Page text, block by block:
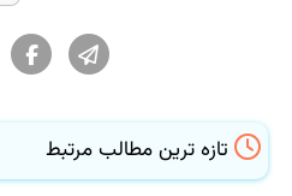
تازه ترین مطالب مرتبط